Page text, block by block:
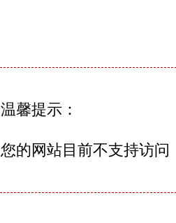
温馨提示：
您的网站目前不支持访